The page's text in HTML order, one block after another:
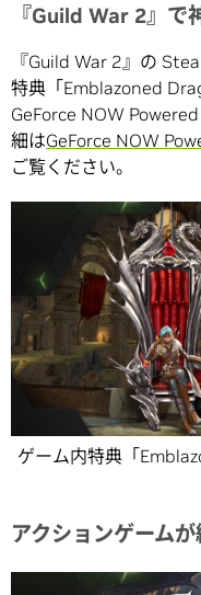
『Guild War 2』で
『Guild War 2』の
特典「Emblazoned
GeForce NOW
細はGeForce NOW
ご覧ください。
ゲーム内特典「
アクションゲーム